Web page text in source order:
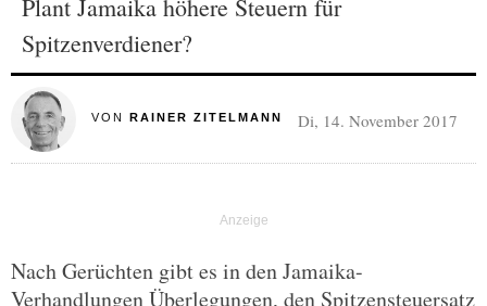
Plant Jamaika höhere Steuern für
Spitzenverdiener?
VON RAINER ZITELMANN Di, 14. November 2017
Nach Gerüchten gibt es in den Jamaika-
Verhandlungen Überlegungen, den Spitzensteuersatz